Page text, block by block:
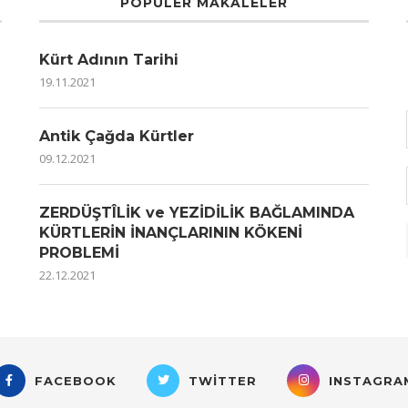
Kürt Adının Tarihi
19.11.2021
Antik Çağda Kürtler
09.12.2021
ZERDÜŞTÎLİK ve YEZİDİLİK BAĞLAMINDA
KÜRTLERİN İNANÇLARININ KÖKENİ
PROBLEMİ
22.12.2021
FACEBOOK TWITTER